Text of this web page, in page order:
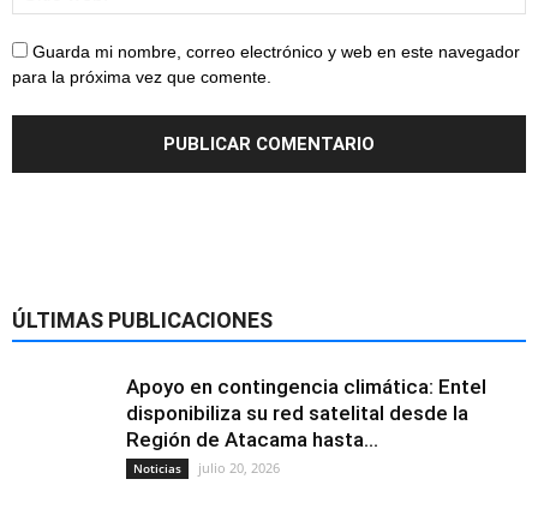
Guarda mi nombre, correo electrónico y web en este navegador
para la próxima vez que comente.
ÚLTIMAS PUBLICACIONES
Apoyo en contingencia climática: Entel
disponibiliza su red satelital desde la
Región de Atacama hasta...
Noticias julio 20, 2026